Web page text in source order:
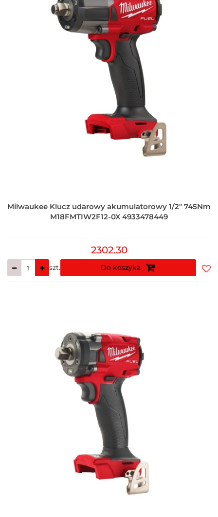
Milwaukee Klucz udarowy akumulatorowy 1/2" 745Nm
M18FMTIW2F12-0X 4933478449
2302.30
szt. Do koszyka